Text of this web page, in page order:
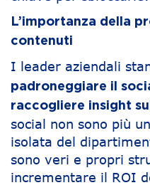
L’importanza della
contenuti
I leader aziendali
padroneggiare il
raccogliere insight
social non sono più
isolata del
sono veri e propri
incrementare il ROI